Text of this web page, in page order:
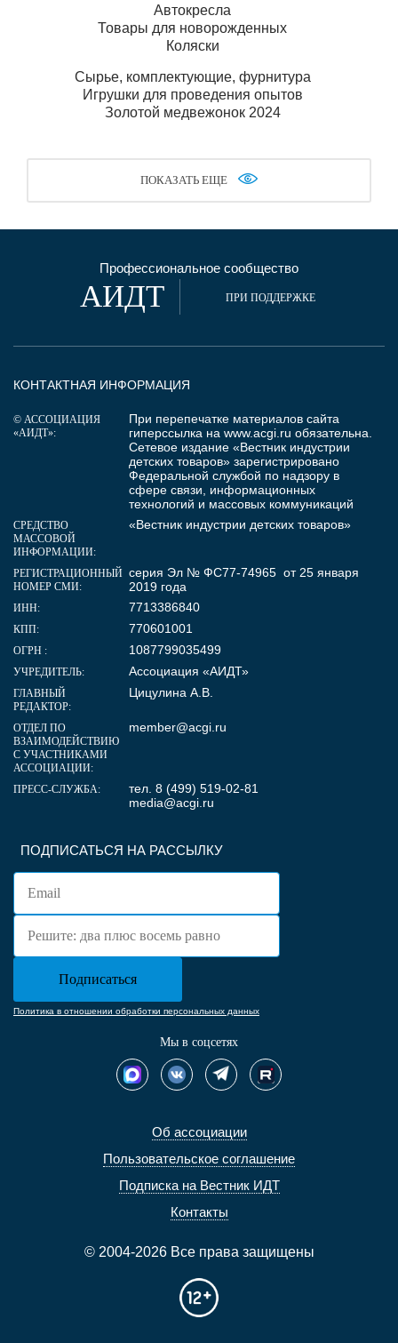
Автокресла
Товары для новорожденных
Коляски
Сырье, комплектующие, фурнитура
Игрушки для проведения опытов
Золотой медвежонок 2024
ПОКАЗАТЬ ЕЩЕ
Профессиональное сообщество
АИДТ ПРИ ПОДДЕРЖКЕ
Об ассоциации
Пользовательское соглашение
Подписка на Вестник ИДТ
Контакты
© 2004-2026 Все права защищены
ПОДПИСАТЬСЯ НА РАССЫЛКУ
Политика в отношении обработки персональных данных
Мы в соцсетях
КОНТАКТНАЯ ИНФОРМАЦИЯ
© АССОЦИАЦИЯ
«АИДТ»:
При перепечатке материалов сайта
гиперссылка на www.acgi.ru обязательна.
Сетевое издание «Вестник индустрии
детских товаров» зарегистрировано
Федеральной службой по надзору в
сфере связи, информационных
технологий и массовых коммуникаций
СРЕДСТВО
МАССОВОЙ
ИНФОРМАЦИИ:
«Вестник индустрии детских товаров»
РЕГИСТРАЦИОННЫЙ
НОМЕР СМИ:
серия Эл № ФС77-74965 от 25 января
2019 года
ИНН: 7713386840
КПП: 770601001
ОГРН : 1087799035499
УЧРЕДИТЕЛЬ: Ассоциация «АИДТ»
ГЛАВНЫЙ
РЕДАКТОР:
Цицулина А.В.
ОТДЕЛ ПО
ВЗАИМОДЕЙСТВИЮ
С УЧАСТНИКАМИ
АССОЦИАЦИИ:
member@acgi.ru
ПРЕСС-СЛУЖБА:
тел. 8 (499) 519-02-81
media@acgi.ru